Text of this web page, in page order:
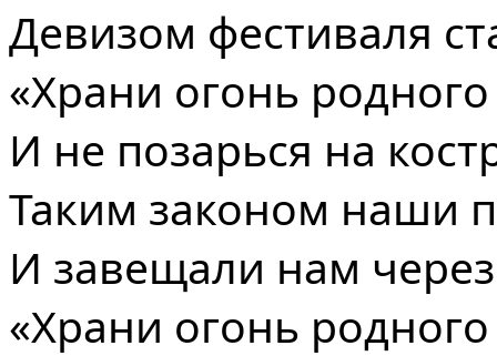
Девизом фестиваля
«Храни огонь
И не позарься на
Таким законом наши
И завещали нам
«Храни огонь родного